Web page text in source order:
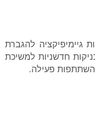
גיימיפיקציה להגברת
חדשניות למשיכת
השתתפות פעילה.